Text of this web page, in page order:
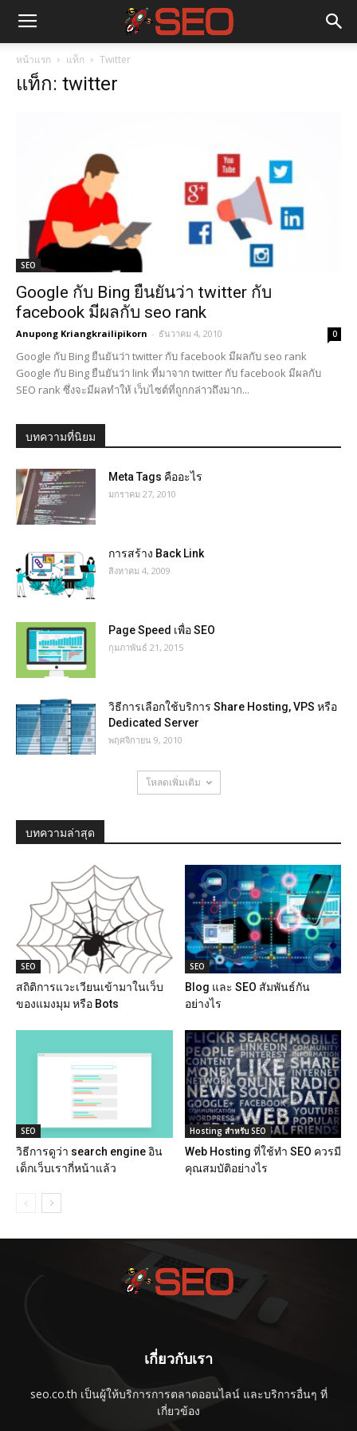
หน้าแรก แท็ก Twitter
แท็ก: twitter
SEO
Google กับ Bing ยืนยันว่า twitter กับ
facebook มีผลกับ seo rank
Anupong Kriangkrailipikorn - ธันวาคม 4, 2010 0
Google กับ Bing ยืนยันว่า twitter กับ facebook มีผลกับ seo rank
Google กับ Bing ยืนยันว่า link ที่มาจาก twitter กับ facebook มีผลกับ
SEO rank ซึ่งจะมีผลทำให้ เว็บไซต์ที่ถูกกล่าวถึงมาก...
บทความที่นิยม
Meta Tags คืออะไร
มกราคม 27, 2010
การสร้าง Back Link
สิงหาคม 4, 2009
Page Speed เพื่อ SEO
กุมภาพันธ์ 21, 2015
วิธีการเลือกใช้บริการ Share Hosting, VPS หรือ
Dedicated Server
พฤศจิกายน 9, 2010
โหลดเพิ่มเติม
บทความล่าสุด
SEO
สถิติการแวะเวียนเข้ามาในเว็บ
ของแมงมุม หรือ Bots
SEO
Blog และ SEO สัมพันธ์กัน
อย่างไร
SEO
วิธีการดูว่า search engine อิน
เด็กเว็บเรากี่หน้าแล้ว
Hosting สำหรับ SEO
Web Hosting ที่ใช้ทำ SEO ควรมี
คุณสมบัติอย่างไร
เกี่ยวกับเรา
seo.co.th เป็นผู้ให้บริการการตลาดออนไลน์ และบริการอื่นๆ ที่
เกี่ยวข้อง